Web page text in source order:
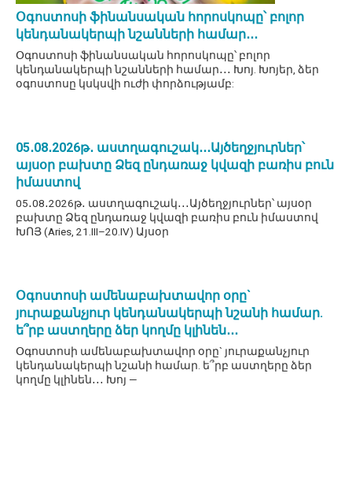
Օգոստոսի ֆինանսական հորոսկոպը՝ բոլոր
կենդանակերպի նշանների համար․․․
Օգոստոսի ֆինանսական հորոսկոպը՝ բոլոր
կենդանակերպի նշանների համար․․․ Խոյ. Խոյեր, ձեր
օգոստոսը կսկսվի ուժի փորձությամբ:
05․08․2026թ․ աստղագուշակ․․․Այծեղջյուրներ՝
այսօր բախտը Ձեզ ընդառաջ կվազի բառիս բուն
իմաստով
05․08․2026թ․ աստղագուշակ․․․Այծեղջյուրներ՝ այսօր
բախտը Ձեզ ընդառաջ կվազի բառիս բուն իմաստով
ԽՈՅ (Aries, 21.III–20.IV) Այսօր
Օգոստոսի ամենաբախտավոր օրը`
յուրաքանչյուր կենդանակերպի նշանի համար.
ե՞րբ աստղերը ձեր կողմը կլինեն․․․
Օգոստոսի ամենաբախտավոր օրը` յուրաքանչյուր
կենդանակերպի նշանի համար. ե՞րբ աստղերը ձեր
կողմը կլինեն․․․ Խոյ —